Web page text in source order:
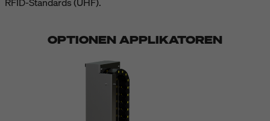
OPTIONEN APPLIKATOREN